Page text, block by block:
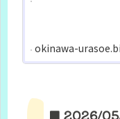
okinawa-
■ 2026/